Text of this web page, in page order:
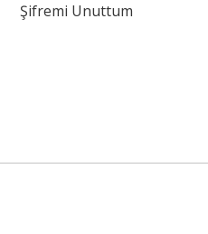
Şifremi Unuttum